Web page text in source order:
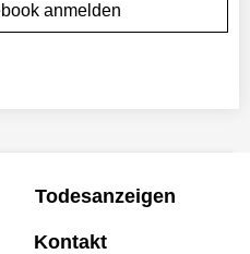
anmelden
Todesanzeigen
Kontakt